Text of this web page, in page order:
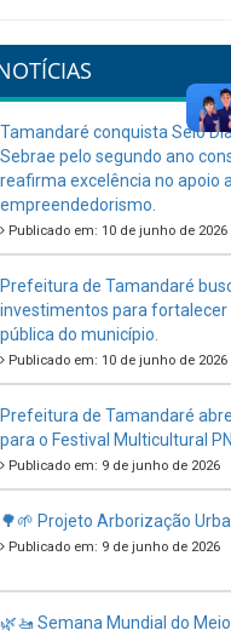
Tamandaré conquista Selo
Sebrae pelo segundo ano
reafirma excelência no apoio
empreendedorismo.
Publicado em: 10 de junho de 2026
Prefeitura de Tamandaré
investimentos para fortalecer
pública do município.
Publicado em: 10 de junho de 2026
Prefeitura de Tamandaré
para o Festival Multicultural
Publicado em: 9 de junho de 2026
🌳🌱 Projeto Arborização
Publicado em: 9 de junho de 2026
🌿🚤 Semana Mundial do